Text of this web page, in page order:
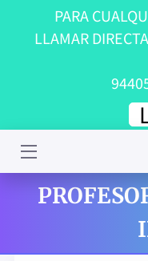
PARA
LLAMAR
NUESTRA
TRABAJA CON
ORGANIGRAMA
CONTACTA CON
¿NOS PONES UNA